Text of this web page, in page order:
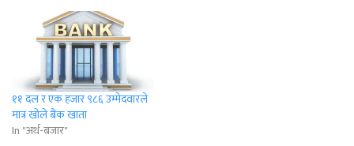
११ दल र एक हजार ९८६ उम्मेदवारले
मात्र खोले बैंक खाता
In "अर्थ-बजार"